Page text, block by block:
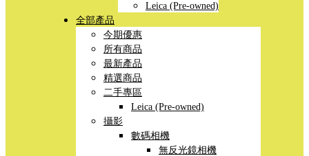
Leica (Pre-owned)
全部產品
今期優惠
所有商品
最新產品
精選商品
二手專區
Leica (Pre-owned)
攝影
數碼相機
無反光鏡相機